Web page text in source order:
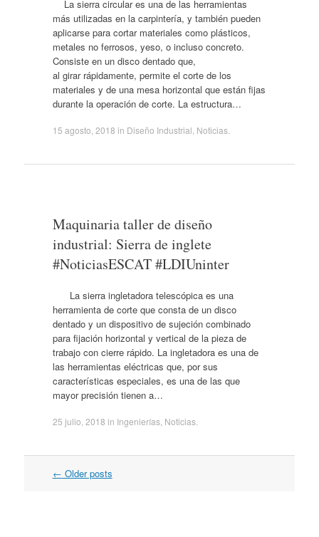
La sierra circular es una de las herramientas
más utilizadas en la carpintería, y también pueden
aplicarse para cortar materiales como plásticos,
metales no ferrosos, yeso, o incluso concreto.
Consiste en un disco dentado que,
al girar rápidamente, permite el corte de los
materiales y de una mesa horizontal que están fijas
durante la operación de corte. La estructura…
15 agosto, 2018 in Diseño Industrial Noticias.
Maquinaria taller de diseño
industrial: Sierra de inglete
#NoticiasESCAT #LDIUninter
La sierra ingletadora telescópica es una
herramienta de corte que consta de un disco
dentado y un dispositivo de sujeción combinado
para fijación horizontal y vertical de la pieza de
trabajo con cierre rápido. La ingletadora es una de
las herramientas eléctricas que, por sus
características especiales, es una de las que
mayor precisión tienen a…
25 julio, 2018 in Ingenierías, Noticias.
Post navigation
← Older posts